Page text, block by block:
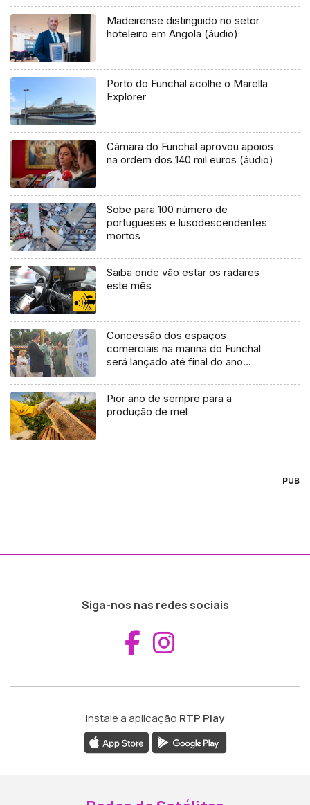
Madeirense distinguido no setor
hoteleiro em Angola (áudio)
Porto do Funchal acolhe o Marella
Explorer
Câmara do Funchal aprovou apoios
na ordem dos 140 mil euros (áudio)
Sobe para 100 número de
portugueses e lusodescendentes
mortos
Saiba onde vão estar os radares
este mês
Concessão dos espaços
comerciais na marina do Funchal
será lançado até final do ano
Pior ano de sempre para a
produção de mel
PUB
Siga-nos nas redes sociais
Aceder ao
Instale a aplicação RTP Play